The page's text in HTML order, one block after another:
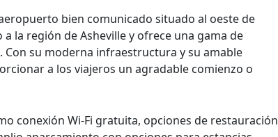
bien comunicado situado al oeste de
la región de Asheville y ofrece una gama de
Con su moderna infraestructura y su amable
a los viajeros un agradable comienzo o
conexión Wi-Fi gratuita, opciones de restauración